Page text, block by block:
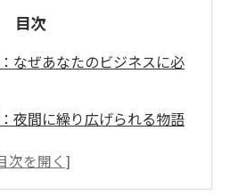
目次
なぜあなたのビジネスに必
夜間に繰り広げられる物語
清掃：スムーズに行うため